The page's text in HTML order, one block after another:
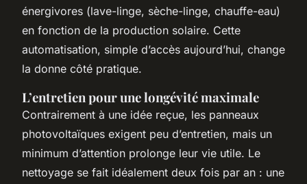
énergivores (lave-linge, sèche-linge, chauffe-eau)
en fonction de la production solaire. Cette
automatisation, simple d’accès aujourd’hui, change
la donne côté pratique.
L’entretien pour une longévité maximale
Contrairement à une idée reçue, les panneaux
photovoltaïques exigent peu d’entretien, mais un
minimum d’attention prolonge leur vie utile. Le
nettoyage se fait idéalement deux fois par an : une